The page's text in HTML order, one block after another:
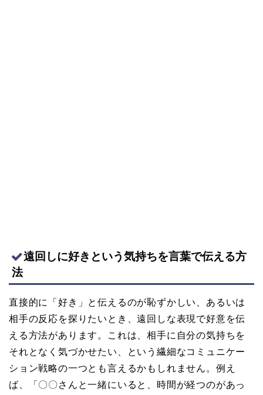
遠回しに好きという気持ちを言葉で伝える方
法
直接的に「好き」と伝えるのが恥ずかしい、あるいは
相手の反応を探りたいとき、遠回しな表現で好意を伝
える方法があります。これは、相手に自分の気持ちを
それとなく気づかせたい、という繊細なコミュニケー
ション戦略の一つとも言えるかもしれません。例え
ば、「〇〇さんと一緒にいると、時間が経つのがあっ